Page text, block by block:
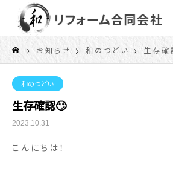
お知らせ 和のつどい 生存確
和のつどい
生存確認🙄
2023.10.31
こんにちは！